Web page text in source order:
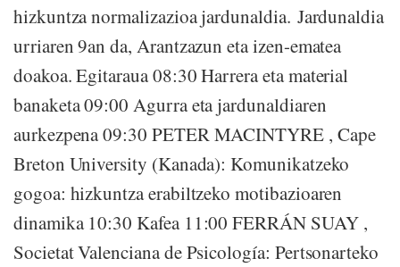
hizkuntza normalizazioa jardunaldia. Jardunaldia
urriaren 9an da, Arantzazun eta izen-ematea
doakoa. Egitaraua 08:30 Harrera eta material
banaketa 09:00 Agurra eta jardunaldiaren
aurkezpena 09:30 PETER MACINTYRE , Cape
Breton University (Kanada): Komunikatzeko
gogoa: hizkuntza erabiltzeko motibazioaren
dinamika 10:30 Kafea 11:00 FERRÁN SUAY ,
Societat Valenciana de Psicología: Pertsonarteko